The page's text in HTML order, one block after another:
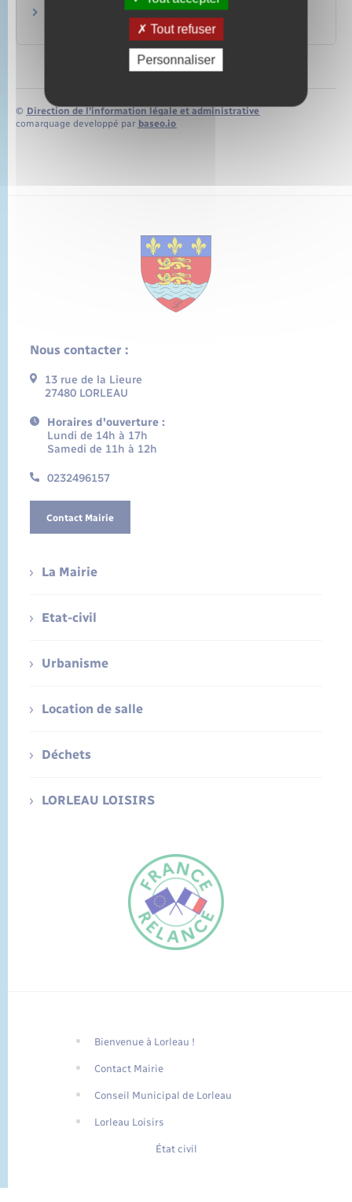
Traduction du
FR
Protection juridique (tutelle, curatelle…)
© Direction de l’information légale et administrative
comarquage developpé par baseo.io
Nous contacter :
13 rue de la Lieure
27480 LORLEAU
Horaires d'ouverture :
Lundi de 14h à 17h
Samedi de 11h à 12h
0232496157
Contact Mairie
La Mairie
Etat-civil
Urbanisme
Location de salle
Déchets
LORLEAU LOISIRS
Bienvenue à Lorleau !
Contact Mairie
Conseil Municipal de Lorleau
Lorleau Loisirs
État civil
Tout refuser
Personnaliser